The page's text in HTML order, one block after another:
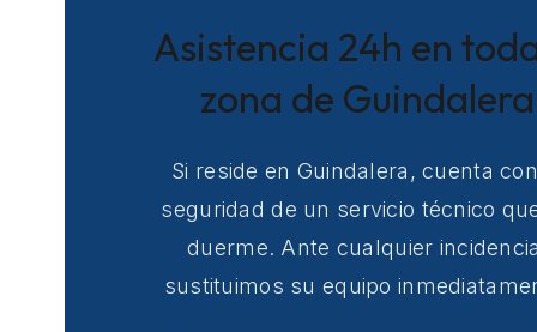
Asistencia 24h en
zona de Guindalera
Si reside en Guindalera, cuenta
seguridad de un servicio técnico
duerme. Ante cualquier
sustituimos su equipo